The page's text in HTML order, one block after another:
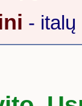
- italų